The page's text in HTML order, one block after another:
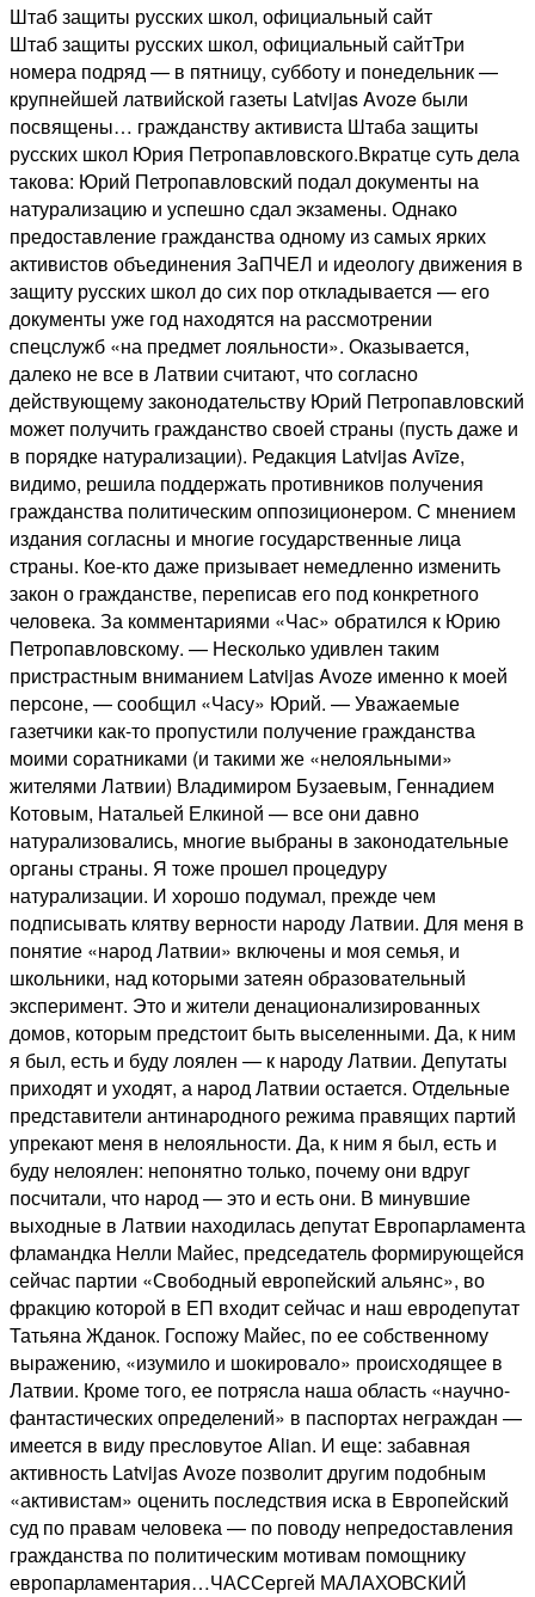
Штаб защиты русских школ, официальный сайт
Штаб защиты русских школ, официальный сайтТри
номера подряд — в пятницу, субботу и понедельник —
крупнейшей латвийской газеты Latvijas Avоze были
посвящены… гражданству активиста Штаба защиты
русских школ Юрия Петропавловского.Вкратце суть дела
такова: Юрий Петропавловский подал документы на
натурализацию и успешно сдал экзамены. Однако
предоставление гражданства одному из самых ярких
активистов объединения ЗаПЧЕЛ и идеологу движения в
защиту русских школ до сих пор откладывается — его
документы уже год находятся на рассмотрении
спецслужб «на предмет лояльности». Оказывается,
далеко не все в Латвии считают, что согласно
действующему законодательству Юрий Петропавловский
может получить гражданство своей страны (пусть даже и
в порядке натурализации). Редакция Latvijas Avīze,
видимо, решила поддержать противников получения
гражданства политическим оппозиционером. С мнением
издания согласны и многие государственные лица
страны. Кое-кто даже призывает немедленно изменить
закон о гражданстве, переписав его под конкретного
человека. За комментариями «Час» обратился к Юрию
Петропавловскому. — Несколько удивлен таким
пристрастным вниманием Latvijas Avоze именно к моей
персоне, — сообщил «Часу» Юрий. — Уважаемые
газетчики как-то пропустили получение гражданства
моими соратниками (и такими же «нелояльными»
жителями Латвии) Владимиром Бузаевым, Геннадием
Котовым, Натальей Елкиной — все они давно
натурализовались, многие выбраны в законодательные
органы страны. Я тоже прошел процедуру
натурализации. И хорошо подумал, прежде чем
подписывать клятву верности народу Латвии. Для меня в
понятие «народ Латвии» включены и моя семья, и
школьники, над которыми затеян образовательный
эксперимент. Это и жители денационализированных
домов, которым предстоит быть выселенными. Да, к ним
я был, есть и буду лоялен — к народу Латвии. Депутаты
приходят и уходят, а народ Латвии остается. Отдельные
представители антинародного режима правящих партий
упрекают меня в нелояльности. Да, к ним я был, есть и
буду нелоялен: непонятно только, почему они вдруг
посчитали, что народ — это и есть они. В минувшие
выходные в Латвии находилась депутат Европарламента
фламандка Нелли Майес, председатель формирующейся
сейчас партии «Свободный европейский альянс», во
фракцию которой в ЕП входит сейчас и наш евродепутат
Татьяна Жданок. Госпожу Майес, по ее собственному
выражению, «изумило и шокировало» происходящее в
Латвии. Кроме того, ее потрясла наша область «научно-
фантастических определений» в паспортах неграждан —
имеется в виду пресловутое Alian. И еще: забавная
активность Latvijas Avоze позволит другим подобным
«активистам» оценить последствия иска в Европейский
суд по правам человека — по поводу непредоставления
гражданства по политическим мотивам помощнику
европарламентария…ЧАССергей МАЛАХОВСКИЙ